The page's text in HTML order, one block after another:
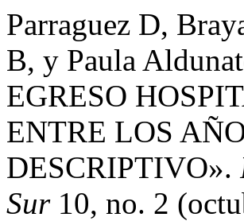
Parraguez D,
B, y Paula
EGRESO
ENTRE LOS
DESCRIPTIVO».
Sur10, no. 2